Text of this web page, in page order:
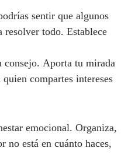
sentir que algunos
resolver todo. Establece
Aporta tu mirada
compartes intereses
emocional. Organiza,
está en cuánto haces,